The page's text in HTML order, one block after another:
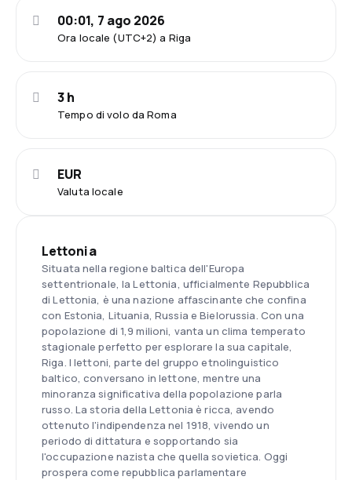
Ora locale (UTC+2) a Riga
00:01, 7 ago 2026
Tempo di volo da Roma
3 h
Valuta locale
EUR
Lettonia
Situata nella regione baltica dell'Europa
settentrionale, la Lettonia, ufficialmente Repubblica
di Lettonia, è una nazione affascinante che confina
con Estonia, Lituania, Russia e Bielorussia. Con una
popolazione di 1,9 milioni, vanta un clima temperato
stagionale perfetto per esplorare la sua capitale,
Riga. I lettoni, parte del gruppo etnolinguistico
baltico, conversano in lettone, mentre una
minoranza significativa della popolazione parla
russo. La storia della Lettonia è ricca, avendo
ottenuto l'indipendenza nel 1918, vivendo un
periodo di dittatura e sopportando sia
l'occupazione nazista che quella sovietica. Oggi
prospera come repubblica parlamentare